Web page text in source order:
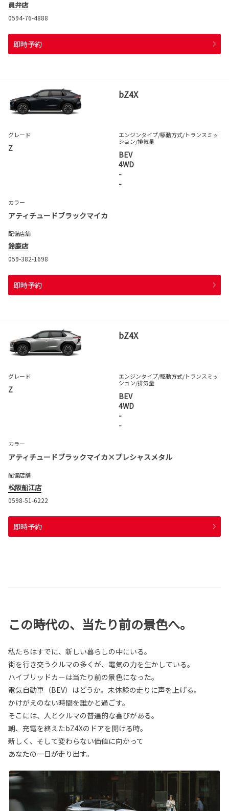
員弁店
0594-76-4888
即時予約
bZ4X
グレード
Z
エンジンタイプ/駆動方式/トランスミッ
ション/排気量
BEV
4WD
-
-
カラー
アティチュードブラックマイカ
配備店舗
鈴鹿店
059-382-1698
即時予約
bZ4X
グレード
Z
エンジンタイプ/駆動方式/トランスミッ
ション/排気量
BEV
4WD
-
-
カラー
アティチュードブラックマイカ×プレシャスメタル
配備店舗
松阪船江店
0598-51-6222
即時予約
この時代の、当たり前の景色へ。
私たちはすでに、新しい暮らしの中にいる。
街を行き交うクルマの多くが、電気の力を生かしている。
ハイブリッドカーは当たり前の景色になった。
電気自動車（BEV）はどうか。未体験の走りに声を上げる。
かけがえのない時間を誰かと過ごす。
そこには、人とクルマの普遍的な喜びがある。
朝、充電を終えたbZ4Xのドアを開ける時。
新しく、そして変わらない価値に向かって
あなたの一日が走り出す。